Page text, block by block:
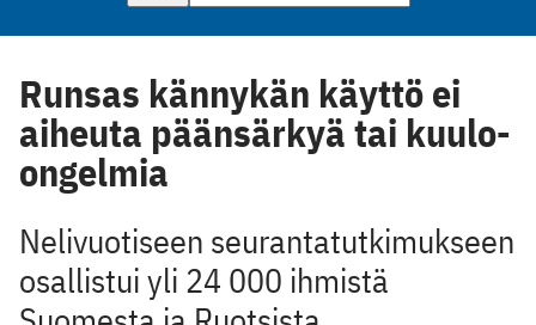
Runsas kännykän käyttö ei
aiheuta päänsärkyä tai kuulo-
ongelmia
Nelivuotiseen seurantatutkimukseen
osallistui yli 24 000 ihmistä